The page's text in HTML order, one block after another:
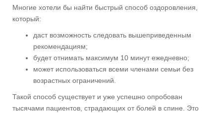
Многие хотели бы найти быстрый способ оздоровления,
который:
даст возможность следовать вышеприведенным
рекомендациям;
будет отнимать максимум 10 минут ежедневно;
может использоваться всеми членами семьи без
возрастных ограничений.
Такой способ существует и уже успешно опробован
тысячами пациентов, страдающих от болей в спине. Это